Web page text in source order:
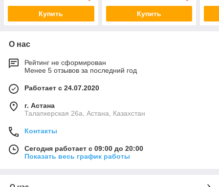
Купить Купить
О нас
Рейтинг не сформирован
Менее 5 отзывов за последний год
Работает с 24.07.2020
г. Астана
Талапкерская 26а, Астана, Казахстан
Контакты
Сегодня работает с 09:00 до 20:00
Показать весь график работы